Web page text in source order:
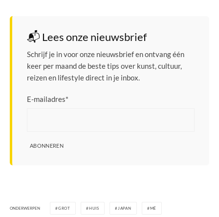
📬 Lees onze nieuwsbrief
Schrijf je in voor onze nieuwsbrief en ontvang één
keer per maand de beste tips over kunst, cultuur,
reizen en lifestyle direct in je inbox.
E-mailadres*
ABONNEREN
ONDERWERPEN GROT HUIS JAPAN MÉ